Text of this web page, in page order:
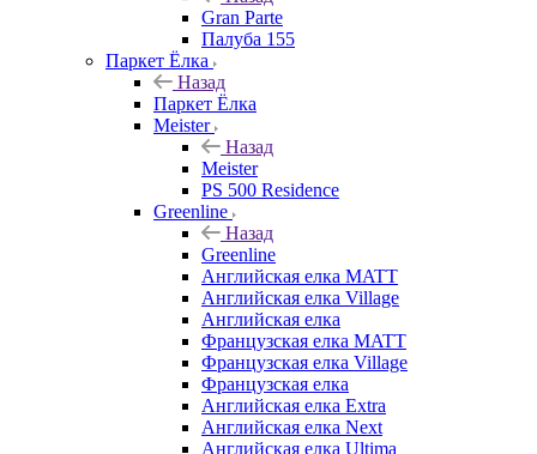
Gran Parte
Палуба 155
Паркет Ёлка
Назад
Паркет Ёлка
Meister
Назад
Meister
PS 500 Residence
Greenline
Назад
Greenline
Английская елка MATT
Английская елка Village
Английская елка
Французская елка MATT
Французская елка Village
Французская елка
Английская елка Extra
Английская елка Next
Английская елка Ultima